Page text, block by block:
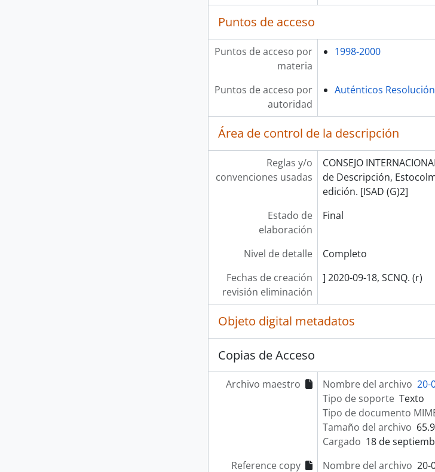
Puntos de acceso
Puntos de acceso por
materia
1998-2000
Puntos de acceso por
autoridad
Auténticos Resolución
Área de control de la descripción
Reglas y/o
convenciones usadas
CONSEJO
de Descripción,
edición. [ISAD (G)2]
Estado de
elaboración
Final
Nivel de detalle
Completo
Fechas de creación
revisión eliminación
] 2020-09-18, SCNQ. (r)
Objeto digital metadatos
Copias de Acceso
Archivo maestro Nombre del archivo 20-
Tipo de soporte Texto
Tipo de documento
Tamaño del archivo
Cargado 18 de
Reference copy
Nombre del archivo 20-